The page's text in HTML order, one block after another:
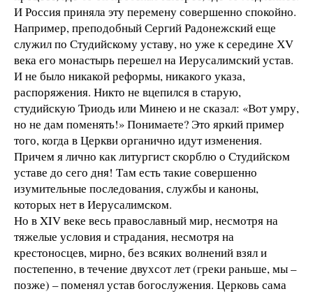
И Россия приняла эту перемену совершенно спокойно.
Например, преподобный Сергий Радонежский еще
служил по Студийскому уставу, но уже к середине ХV
века его монастырь перешел на Иерусалимский устав.
И не было никакой реформы, никакого указа,
распоряжения. Никто не вцепился в старую,
студийскую Триодь или Минею и не сказал: «Вот умру,
но не дам поменять!» Понимаете? Это яркий пример
того, когда в Церкви органично идут изменения.
Причем я лично как литургист скорблю о Студийском
уставе до сего дня! Там есть такие совершенно
изумительные последования, службы и каноны,
которых нет в Иерусалимском.
Но в XIV веке весь православный мир, несмотря на
тяжелые условия и страдания, несмотря на
крестоносцев, мирно, без всяких волнений взял и
постепенно, в течение двухсот лет (греки раньше, мы –
позже) – поменял устав богослужения. Церковь сама